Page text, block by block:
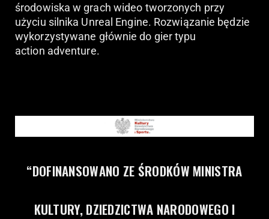
środowiska w grach wideo tworzonych przy
użyciu silnika Unreal Engine. Rozwiązanie będzie
wykorzystywane głównie do gier typu
action adventure.
“DOFINANSOWANO ZE ŚRODKÓW MINISTRA
KULTURY, DZIEDZICTWA NARODOWEGO I